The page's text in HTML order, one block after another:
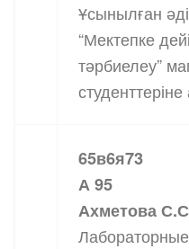
Ұсынылған
“Мектепке
тәрбиелеу”
65в6я73
А 95
Ахметова